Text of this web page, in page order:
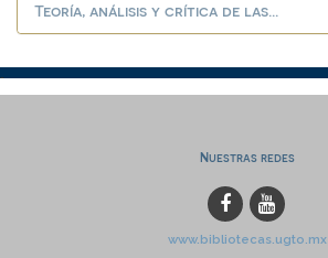
Teoría, análisis y crítica de las...
Nuestras redes
www.bibliotecas.ugto.mx